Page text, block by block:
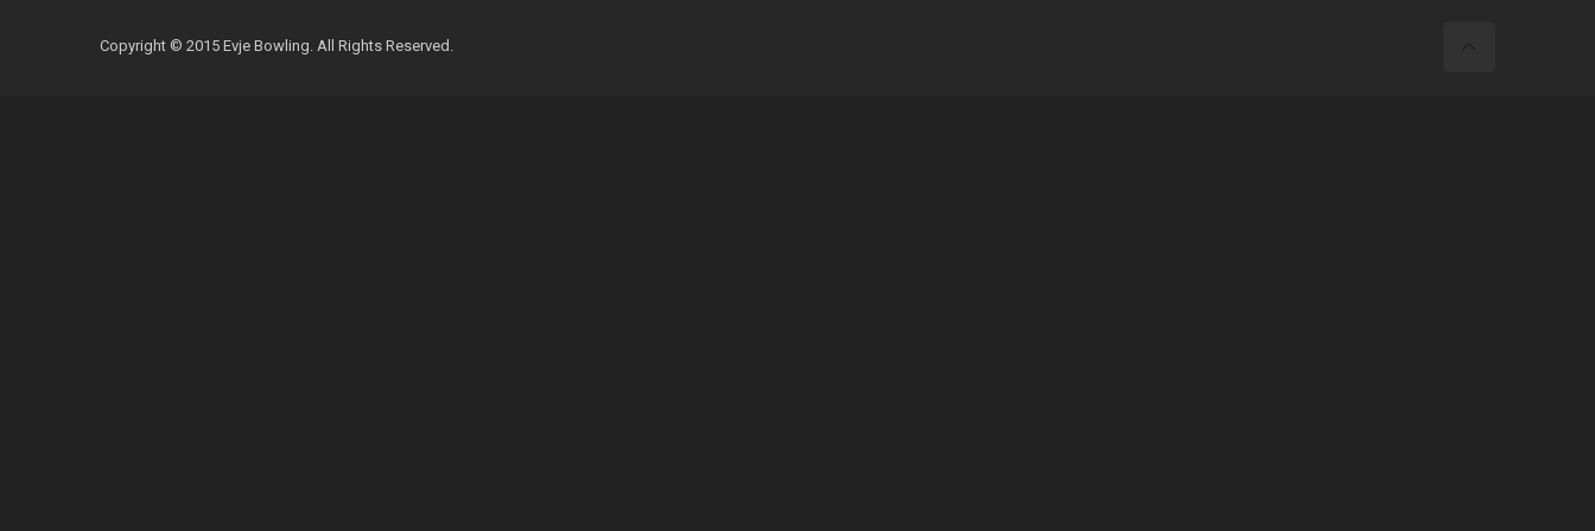
Copyright © 2015 Evje Bowling. All Rights Reserved.